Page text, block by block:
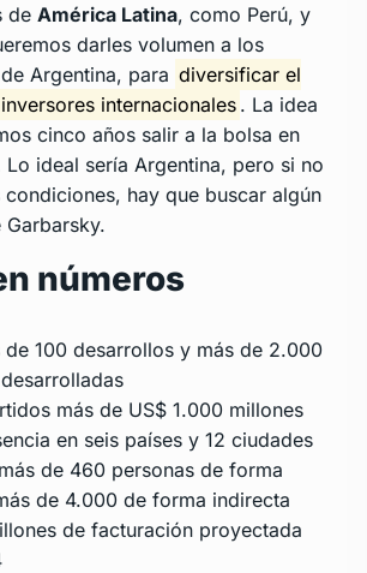
de América Latina, como Perú, y
darles volumen a los
Argentina, para diversificar el
internacionales . La idea
cinco años salir a la bolsa en
ideal sería Argentina, pero si no
condiciones, hay que buscar algún
números
de 100 desarrollos y más de 2.000
más de US$ 1.000 millones
en seis países y 12 ciudades
de 460 personas de forma
de 4.000 de forma indirecta
de facturación proyectada